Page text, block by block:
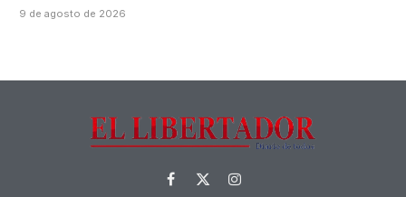
9 de agosto de 2026
Facebook
X
Instagram